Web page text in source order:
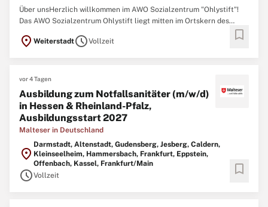
Über unsHerzlich willkommen im AWO Sozialzentrum "Ohlystift"!
Das AWO Sozialzentrum Ohlystift liegt mitten im Ortskern des
Weiterstädter Stadtteils Gräfenhausen. Charakteristisch für die
Einrichtung ist ihr wunderschöner Innenhof mit altem
location_on WeiterstadtscheduleVollzeit bookmark
vor 4 Tagen
Ausbildung zum Notfallsanitäter (m/w/d)
in Hessen & Rheinland-Pfalz,
Ausbildungsstart 2027
Malteser in Deutschland
location_on
Darmstadt, Altenstadt, Gudensberg, Jesberg, Caldern,
Kleinseelheim, Hammersbach, Frankfurt, Eppstein,
Offenbach, Kassel, Frankfurt/Main
scheduleVollzeit bookmark